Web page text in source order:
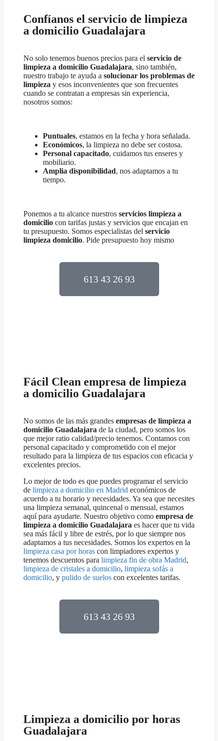
Confíanos el servicio de limpieza
a domicilio Guadalajara
No solo tenemos buenos precios para el servicio de
limpieza a domicilio Guadalajara, sino también,
nuestro trabajo te ayuda a solucionar los problemas de
limpieza y esos inconvenientes que son frecuentes
cuando se contratan a empresas sin experiencia,
nosotros somos:
Puntuales, estamos en la fecha y hora señalada.
Económicos, la limpieza no debe ser costosa.
Personal capacitado, cuidamos tus enseres y
mobiliario.
Amplia disponibilidad, nos adaptamos a tu
tiempo.
Ponemos a tu alcance nuestros servicios limpieza a
domicilio con tarifas justas y servicios que encajan en
tu presupuesto. Somos especialistas del servicio
limpieza domicilio. Pide presupuesto hoy mismo
613 43 26 93
Fácil Clean empresa de limpieza
a domicilio Guadalajara
No somos de las más grandes empresas de limpieza a
domicilio Guadalajara de la ciudad, pero somos los
que mejor ratio calidad/precio tenemos. Contamos con
personal capacitado y comprometido con el mejor
resultado para la limpieza de tus espacios con eficacia y
excelentes precios.
Lo mejor de todo es que puedes programar el servicio
de limpieza a domicilio en Madrid económicos de
acuerdo a tu horario y necesidades. Ya sea que necesites
una limpieza semanal, quincenal o mensual, estamos
aquí para ayudarte. Nuestro objetivo como empresa de
limpieza a domicilio Guadalajara es hacer que tu vida
sea más fácil y libre de estrés, por lo que siempre nos
adaptamos a tus necesidades. Somos los expertos en la
limpieza casa por horas con limpiadores expertos y
tenemos descuentos para limpieza fin de obra Madrid,
limpieza de cristales a domicilio, limpieza sofás a
domicilio, y pulido de suelos con excelentes tarifas.
613 43 26 93
Limpieza a domicilio por horas
Guadalajara